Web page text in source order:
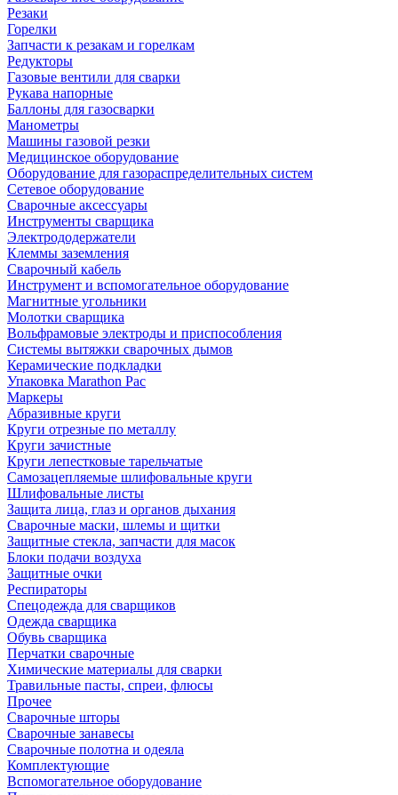
Резаки
Горелки
Запчасти к резакам и горелкам
Редукторы
Газовые вентили для сварки
Рукава напорные
Баллоны для газосварки
Манометры
Машины газовой резки
Медицинское оборудование
Оборудование для газораспределительных систем
Сетевое оборудование
Сварочные аксессуары
Инструменты сварщика
Электрододержатели
Клеммы заземления
Сварочный кабель
Инструмент и вспомогательное оборудование
Магнитные угольники
Молотки сварщика
Вольфрамовые электроды и приспособления
Системы вытяжки сварочных дымов
Керамические подкладки
Упаковка Marathon Pac
Маркеры
Абразивные круги
Круги отрезные по металлу
Круги зачистные
Круги лепестковые тарельчатые
Самозацепляемые шлифовальные круги
Шлифовальные листы
Защита лица, глаз и органов дыхания
Сварочные маски, шлемы и щитки
Защитные стекла, запчасти для масок
Блоки подачи воздуха
Защитные очки
Респираторы
Спецодежда для сварщиков
Одежда сварщика
Обувь сварщика
Перчатки сварочные
Химические материалы для сварки
Травильные пасты, спреи, флюсы
Прочее
Сварочные шторы
Сварочные занавесы
Сварочные полотна и одеяла
Комплектующие
Вспомогательное оборудование